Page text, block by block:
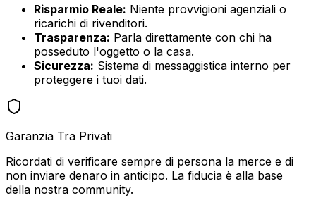
Risparmio Reale: Niente provvigioni agenziali o
ricarichi di rivenditori.
Trasparenza: Parla direttamente con chi ha
posseduto l'oggetto o la casa.
Sicurezza: Sistema di messaggistica interno per
proteggere i tuoi dati.
Garanzia Tra Privati
Ricordati di verificare sempre di persona la merce e di
non inviare denaro in anticipo. La fiducia è alla base
della nostra community.